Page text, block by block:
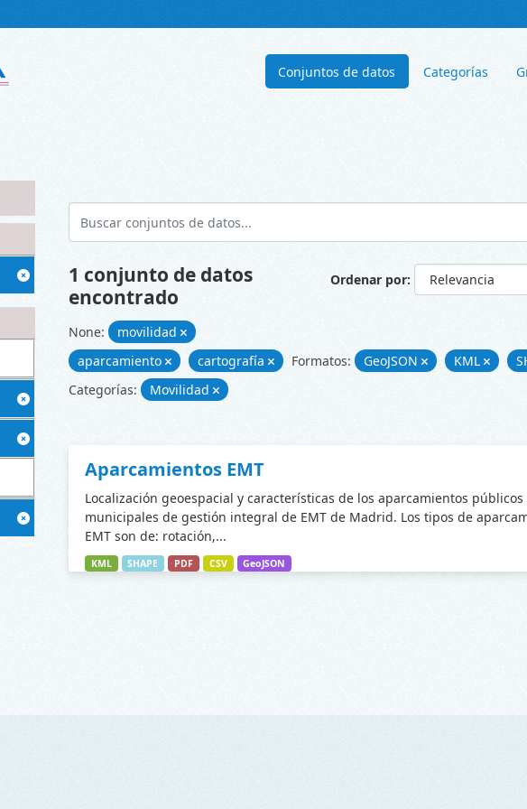
Conjuntos de datos Categorías
Ordenar por
1 conjunto de datos
encontrado
None:
movilidad
aparcamiento
cartografía Formatos: GeoJSON KML
Categorías:
Movilidad
Aparcamientos EMT
Localización geoespacial y características de los aparcamientos públicos
municipales de gestión integral de EMT de Madrid. Los tipos de
EMT son de: rotación,...
KML SHAPE PDF CSV GeoJSON